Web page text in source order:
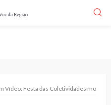
Vídeo: Festa das Coletividades